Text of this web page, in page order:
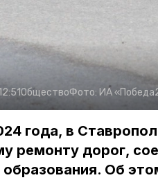
ОбществоФото: ИА
года, в
ремонту дорог,
Об